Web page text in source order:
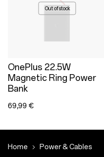
Out of stock
OnePlus 22.5W
Magnetic Ring Power
Bank
69,99 €
Home Power & Cables